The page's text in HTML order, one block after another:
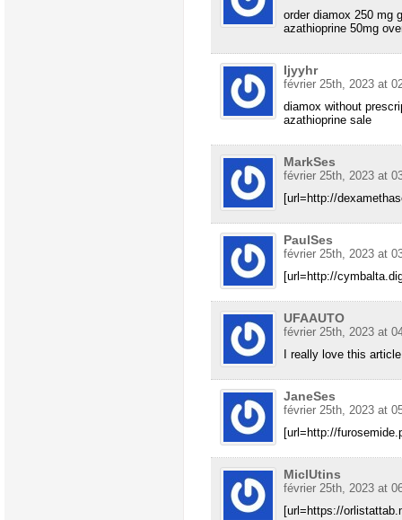
order diamox 250 mg
azathioprine 50mg
Ijyyhr
février 25th, 2023 at
diamox without
azathioprine sale
MarkSes
février 25th, 2023 at
[url=http://
PaulSes
février 25th, 2023 at
[url=http://
UFAAUTO
février 25th, 2023 at
I really love this
JaneSes
février 25th, 2023 at
[url=http://
MiclUtins
février 25th, 2023 at
[url=https://